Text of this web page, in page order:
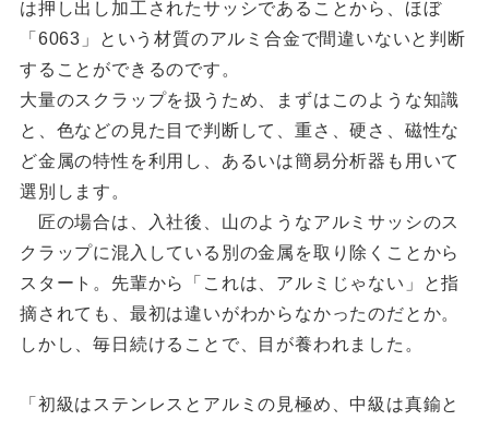
は押し出し加工されたサッシであることから、ほぼ
「6063」という材質のアルミ合金で間違いないと判断
することができるのです。
大量のスクラップを扱うため、まずはこのような知識
と、色などの見た目で判断して、重さ、硬さ、磁性な
ど金属の特性を利用し、あるいは簡易分析器も用いて
選別します。
匠の場合は、入社後、山のようなアルミサッシのス
クラップに混入している別の金属を取り除くことから
スタート。先輩から「これは、アルミじゃない」と指
摘されても、最初は違いがわからなかったのだとか。
しかし、毎日続けることで、目が養われました。
「初級はステンレスとアルミの見極め、中級は真鍮と